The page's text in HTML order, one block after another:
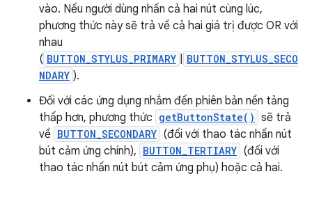
vào. Nếu người dùng nhấn cả hai nút cùng lúc,
phương thức này sẽ trả về cả hai giá trị được OR với
nhau
( BUTTON_STYLUS_PRIMARY
BUTTON_STYLUS_SECO
NDARY ).
Đối với các ứng dụng nhắm đến phiên bản nền tảng
thấp hơn, phương thức getButtonState() sẽ trả
về BUTTON_SECONDARY (đối với thao tác nhấn nút
bút cảm ứng chính), BUTTON_TERTIARY (đối với
thao tác nhấn nút bút cảm ứng phụ) hoặc cả hai.